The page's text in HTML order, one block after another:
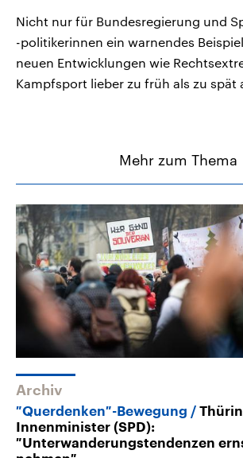
Nicht nur für Bundesregierung und
-politikerinnen ein warnendes
neuen Entwicklungen wie
Kampfsport lieber zu früh als zu spät
Mehr zum Thema
Archiv
″Querdenken″-Bewegung
Innenminister (SPD):
″Unterwanderungstendenzen